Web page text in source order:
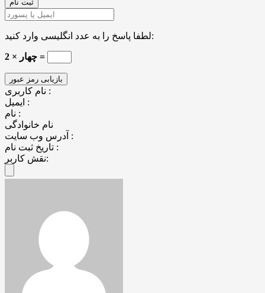
لطفا پاسخ را به عدد انگلیسی وارد کنید:
چهار × 2 =
نام کاربری :
ایمیل :
نام :
نام خانوادگی
آدرس وب سایت :
تاریخ ثبت نام :
نقش کاربر: